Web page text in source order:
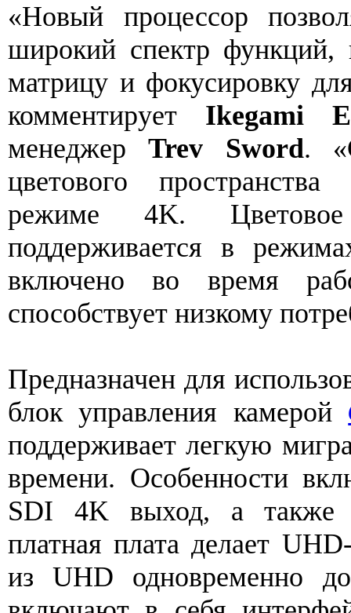
«Новый процессор
широкий спектр функций,
матрицу и фокусировку
комментирует Ikegami
менеджерTrev Sword.
цветового
режиме 4K.
поддерживается в
включено во время
способствует низкому
Предназначен для
блок управления камерой
поддерживает легкую
времени. Особенности
SDI 4K выход, а также
платная плата делает
из UHD одновременно